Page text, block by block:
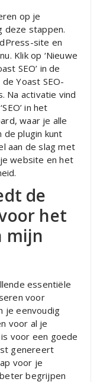
op je
deze stappen.
site en
Klik op ‘Nieuwe
SEO’ in de
de Yoast SEO-
Na activatie vind
in het
waar je alle
de plugin kunt
aan de slag met
website en het
de
het
mijn
essentiële
voor
je eenvoudig
voor al je
voor een goede
genereert
voor je
begrijpen